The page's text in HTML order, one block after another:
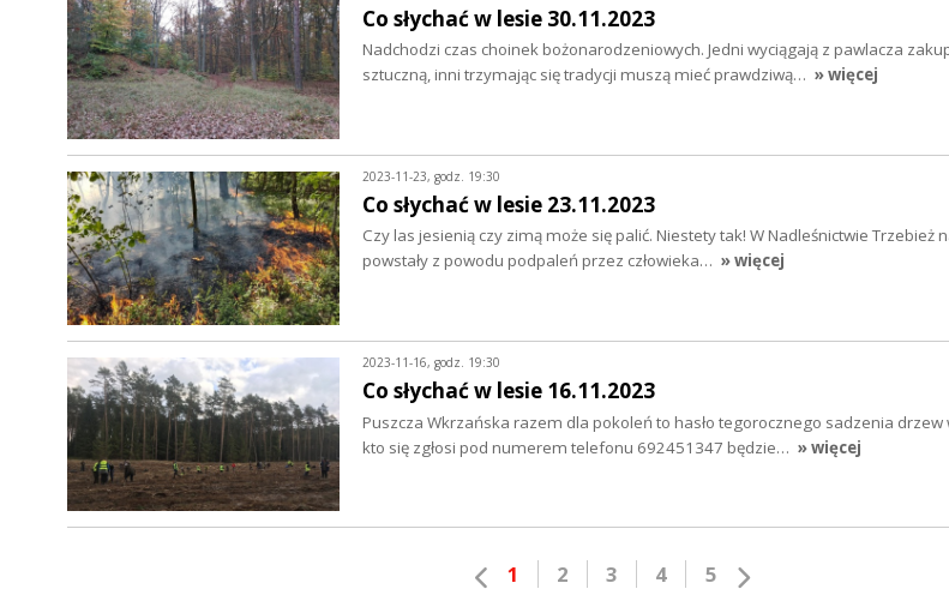
Co słychać w lesie 30.11.2023
Nadchodzi czas choinek bożonarodzeniowych. Jedni wyciągają z pawlacza
sztuczną, inni trzymając się tradycji muszą mieć prawdziwą… » więcej
2023-11-23, godz. 19:30
Co słychać w lesie 23.11.2023
Czy las jesienią czy zimą może się palić. Niestety tak! W Nadleśnictwie Trzebież
powstały z powodu podpaleń przez człowieka… » więcej
2023-11-16, godz. 19:30
Co słychać w lesie 16.11.2023
Puszcza Wkrzańska razem dla pokoleń to hasło tegorocznego sadzenia drzew
kto się zgłosi pod numerem telefonu 692451347 będzie… » więcej
1 2 3 4 5